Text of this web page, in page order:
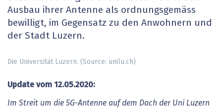
Ausbau ihrer Antenne als ordnungsgemäss
bewilligt, im Gegensatz zu den Anwohnern und
der Stadt Luzern.
Die Universität Luzern. (Source: unilu.ch)
Update vom 12.05.2020:
Im Streit um die 5G-Antenne auf dem Dach der Uni Luzern